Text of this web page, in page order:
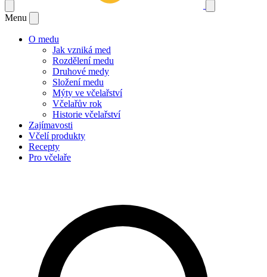
Menu
O medu
Jak vzniká med
Rozdělení medu
Druhové medy
Složení medu
Mýty ve včelařství
Včelařův rok
Historie včelařství
Zajímavosti
Včelí produkty
Recepty
Pro včelaře